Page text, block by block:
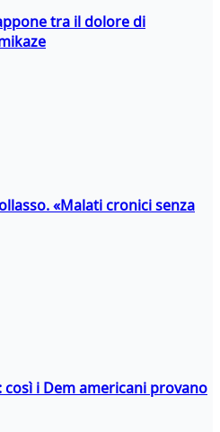
tra il dolore di
«Malati cronici senza
i Dem americani provano